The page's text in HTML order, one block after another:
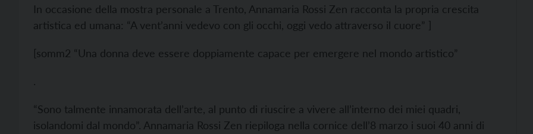
In occasione della mostra personale a Trento, Annamaria Rossi Zen racconta la propria crescita
artistica ed umana: “A vent’anni vedevo con gli occhi, oggi vedo attraverso il cuore” ]
[somm2 “Una donna deve essere doppiamente capace per emergere nel mondo artistico”
.
“Sono talmente innamorata dell’arte, al punto di riuscire a vivere all’interno dei miei quadri,
isolandomi dal mondo”. Annamaria Rossi Zen riepiloga nella cornice dell’8 marzo i suoi 40 anni di